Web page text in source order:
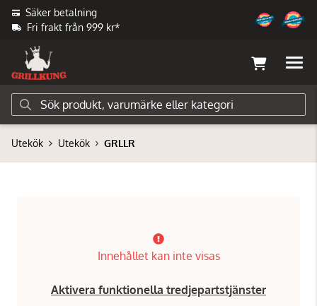
Säker betalning
Fri frakt från 999 kr*
Utekök Utekök GRLLR
Innehållet kan inte visas
Aktivera funktionella tredjepartstjänster